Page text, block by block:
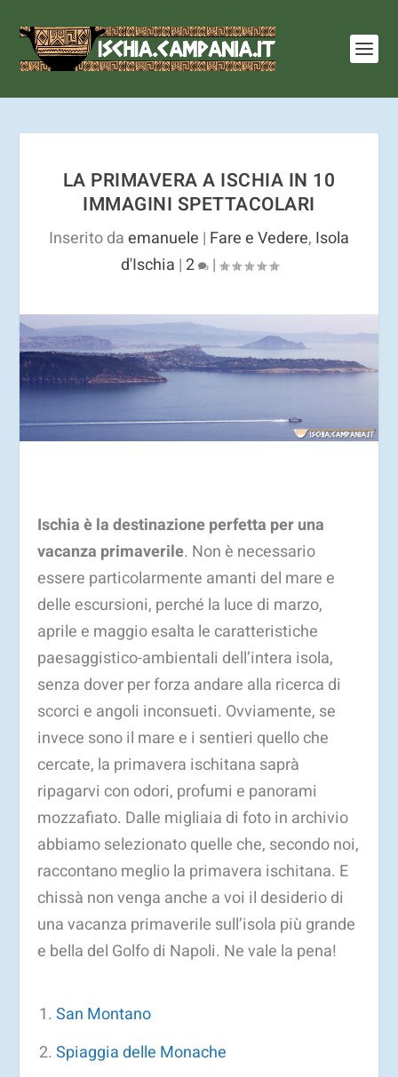
LA PRIMAVERA A ISCHIA IN 10
IMMAGINI SPETTACOLARI
Inserito daemanuele | Fare e Vedere, Isola
d'Ischia |2 |
Ischia è la destinazione perfetta per una
vacanza primaverile. Non è necessario
essere particolarmente amanti del mare e
delle escursioni, perché la luce di marzo,
aprile e maggio esalta le caratteristiche
paesaggistico-ambientali dell’intera isola,
senza dover per forza andare alla ricerca di
scorci e angoli inconsueti. Ovviamente, se
invece sono il mare e i sentieri quello che
cercate, la primavera ischitana saprà
ripagarvi con odori, profumi e panorami
mozzafiato. Dalle migliaia di foto in archivio
abbiamo selezionato quelle che, secondo noi,
raccontano meglio la primavera ischitana. E
chissà non venga anche a voi il desiderio di
una vacanza primaverile sull’isola più grande
e bella del Golfo di Napoli. Ne vale la pena!
San Montano
Spiaggia delle Monache
tali servizi, accetti l'utilizzo dei cookie.
Ulteriori
informazioni
OK